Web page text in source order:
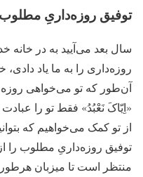
توفیق روزه‌داریِ مطلوب
سال بعد می‌آیید به در خانه
روزه‌داری را به ما یاد
آن‌طور که تو می‌خواهی روزه
«اِیّاکَ نَعْبُدُ» فقط تو را
از تو کمک می‌خواهیم که
توفیق روزه‌داریِ مطلوب
منتظر است تا میزبان